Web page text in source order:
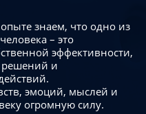
знаем, что одно из
– это
эффективности,
решений и
эмоций, мыслей и
огромную силу.